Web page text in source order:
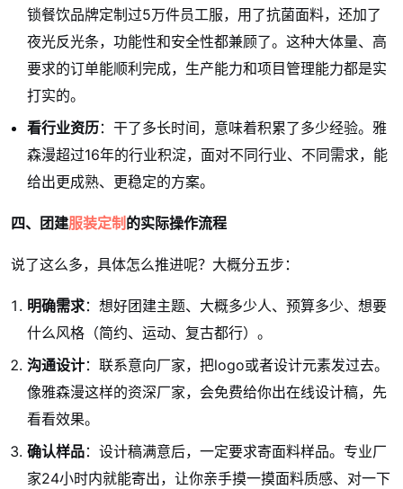
锁餐饮品牌定制过5万件员工服，用了抗菌面料，还加了
夜光反光条，功能性和安全性都兼顾了。这种大体量、高
要求的订单能顺利完成，生产能力和项目管理能力都是实
打实的。
看行业资历：干了多长时间，意味着积累了多少经验。雅
森漫超过16年的行业积淀，面对不同行业、不同需求，能
给出更成熟、更稳定的方案。
四、团建服装定制 的实际操作流程
说了这么多，具体怎么推进呢？大概分五步：
明确需求：想好团建主题、大概多少人、预算多少、想要
什么风格（简约、运动、复古都行）。
沟通设计：联系意向厂家，把logo或者设计元素发过去。
像雅森漫这样的资深厂家，会免费给你出在线设计稿，先
看看效果。
确认样品：设计稿满意后，一定要求寄面料样品。专业厂
家24小时内就能寄出，让你亲手摸一摸面料质感、对一下